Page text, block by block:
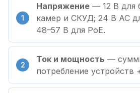
Напряжение — 12 В для
камер и СКУД; 24 В AC
48–57 В для PoE.
Ток и мощность —
потребление устройств